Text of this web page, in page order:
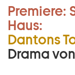
Premiere:
Haus:
Dantons
Drama